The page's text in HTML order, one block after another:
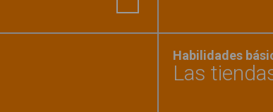
Habilidades
Las